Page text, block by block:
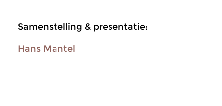
Samenstelling & presentatie:
Hans Mantel